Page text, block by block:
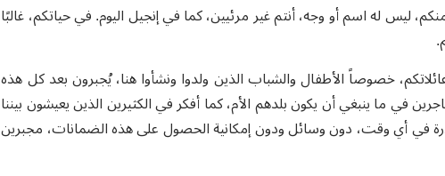
ليس له اسم أو وجه، أنتم غير مرئيين، كما في إنجيل اليوم. في حياتكم، غالبًا
خصوصاً الأطفال والشباب الذين ولدوا ونشأوا هنا، يُجبرون بعد كل هذه
في ما ينبغي أن يكون بلدهم الأم، كما أفكر في الكثيرين الذين يعيشون بيننا
في أي وقت، دون وسائل ودون إمكانية الحصول على هذه الضمانات، مجبرين